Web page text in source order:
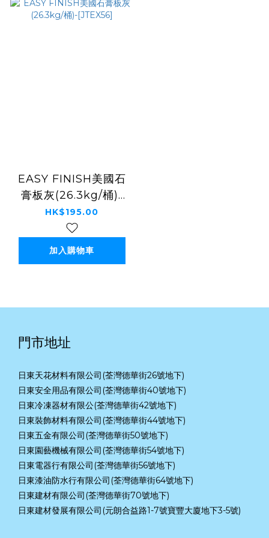
EASY FINISH美國石
膏板灰(26.3kg/桶)-
[JTEX56]
HK$195.00
加入購物車
門市地址
日東天花材料有限公司(荃灣德華街26號地下)
日東安全用品有限公司(荃灣德華街40號地下)
日東冷凍器材有限公(荃灣德華街42號地下)
日東裝飾材料有限公司(荃灣德華街44號地下)
日東五金有限公司(荃灣德華街50號地下)
日東園藝機械有限公司(荃灣德華街54號地下)
日東電器行有限公司(荃灣德華街56號地下)
日東漆油防水行有限公司(荃灣德華街64號地下)
日東建材有限公司(荃灣德華街70號地下)
日東建材發展有限公司(元朗合益路1-7號寶豐大廈地下3-5號)